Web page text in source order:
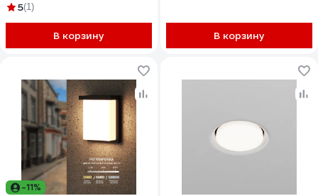
5(1)
В корзину В корзину
-11%